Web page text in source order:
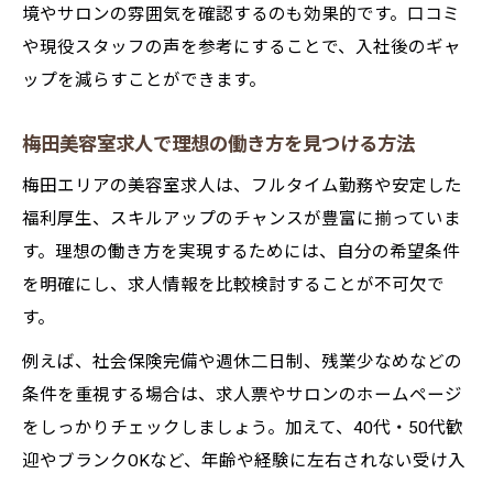
境やサロンの雰囲気を確認するのも効果的です。口コミ
や現役スタッフの声を参考にすることで、入社後のギャ
ップを減らすことができます。
梅田美容室求人で理想の働き方を見つける方法
梅田エリアの美容室求人は、フルタイム勤務や安定した
福利厚生、スキルアップのチャンスが豊富に揃っていま
す。理想の働き方を実現するためには、自分の希望条件
を明確にし、求人情報を比較検討することが不可欠で
す。
例えば、社会保険完備や週休二日制、残業少なめなどの
条件を重視する場合は、求人票やサロンのホームページ
をしっかりチェックしましょう。加えて、40代・50代歓
迎やブランクOKなど、年齢や経験に左右されない受け入